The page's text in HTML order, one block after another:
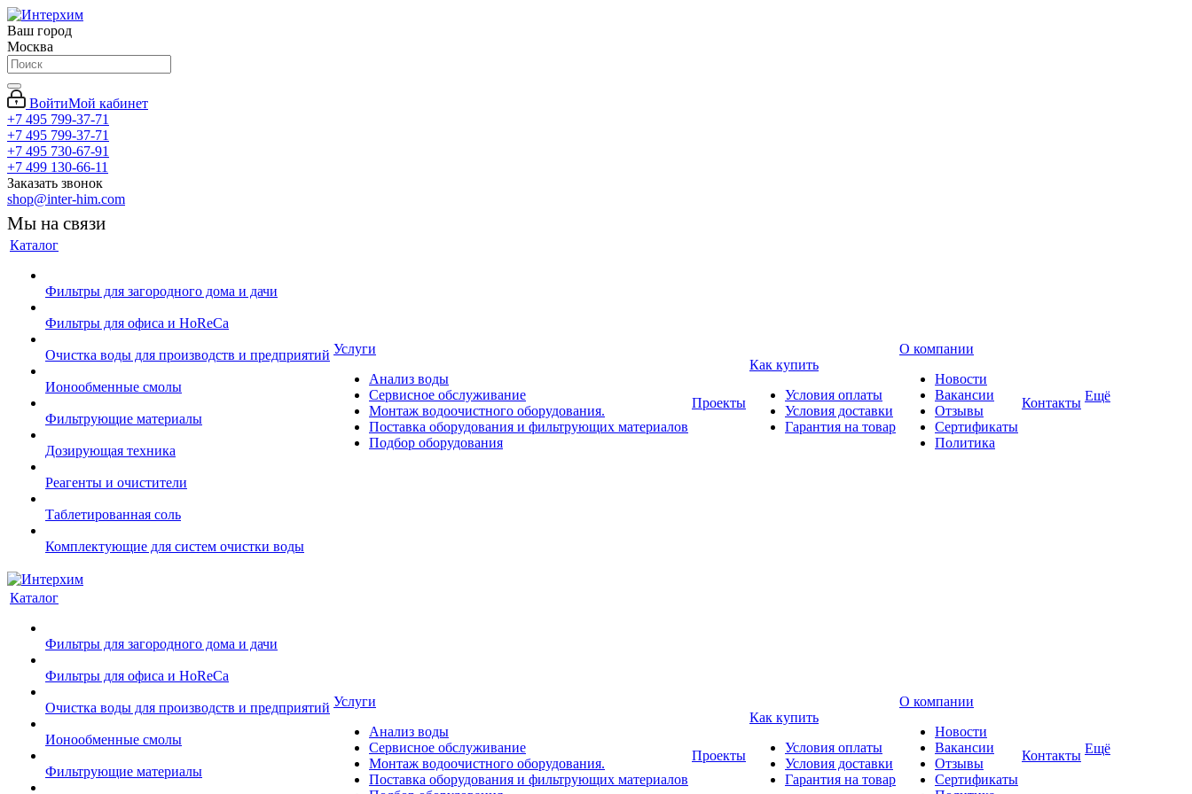
Ваш город
Москва
ВойтиМой кабинет
+7 495 799-37-71
+7 495 799-37-71
+7 495 730-67-91
+7 499 130-66-11
Заказать звонок
shop@inter-him.com
Мы на связи
Каталог
Фильтры для загородного дома и дачи
Фильтры для офиса и HoReCa
Очистка воды для производств и предприятий
Ионообменные смолы
Фильтрующие материалы
Дозирующая техника
Реагенты и очистители
Таблетированная соль
Комплектующие для систем очистки воды
Услуги
Анализ воды
Сервисное обслуживание
Монтаж водоочистного оборудования.
Поставка оборудования и фильтрующих материалов
Подбор оборудования
Проекты
Как купить
Условия оплаты
Условия доставки
Гарантия на товар
О компании
Новости
Вакансии
Отзывы
Сертификаты
Политика
Контакты Ещё
Каталог
Фильтры для загородного дома и дачи
Фильтры для офиса и HoReCa
Очистка воды для производств и предприятий
Ионообменные смолы
Фильтрующие материалы
Услуги
Анализ воды
Сервисное обслуживание
Монтаж водоочистного оборудования.
Поставка оборудования и фильтрующих материалов
Проекты
Как купить
Условия оплаты
Условия доставки
Гарантия на товар
О компании
Новости
Вакансии
Отзывы
Сертификаты
Контакты Ещё